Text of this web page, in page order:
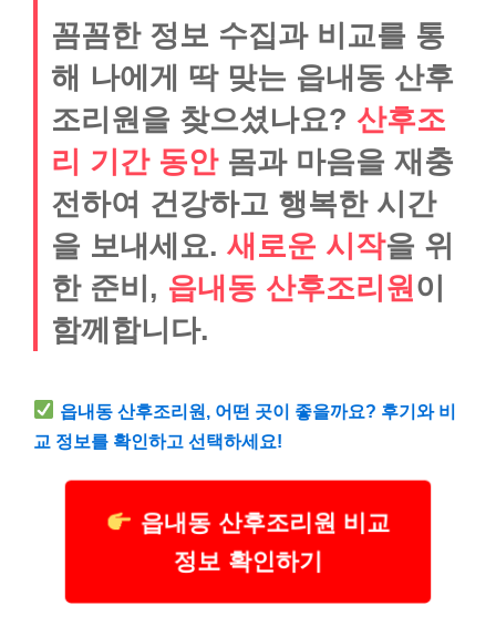
꼼꼼한 정보 수집과 비교를 통
해 나에게 딱 맞는 읍내동 산후
조리원을 찾으셨나요? 산후조
리 기간 동안몸과 마음을 재충
전하여 건강하고 행복한 시간
을 보내세요. 새로운 시작을 위
한 준비, 읍내동 산후조리원이
함께합니다.
읍내동 산후조리원, 어떤 곳이 좋을까요? 후기와 비
교 정보를 확인하고 선택하세요!
읍내동 산후조리원 비교
정보 확인하기